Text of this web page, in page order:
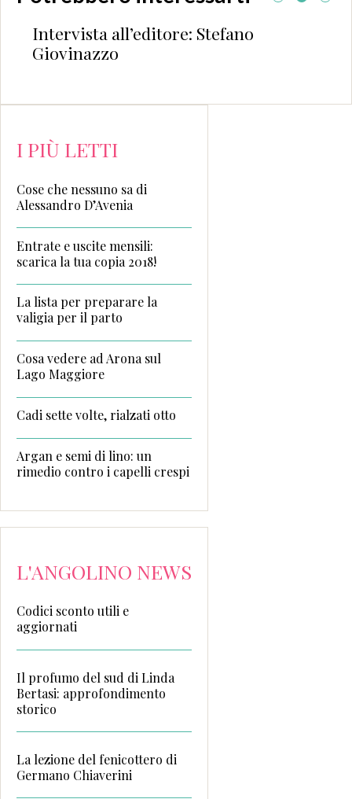
Intervista all’editore: Stefano
Giovinazzo
I PIÙ LETTI
Cose che nessuno sa di
Alessandro D’Avenia
Entrate e uscite mensili:
scarica la tua copia 2018!
La lista per preparare la
valigia per il parto
Cosa vedere ad Arona sul
Lago Maggiore
Cadi sette volte, rialzati otto
Argan e semi di lino: un
rimedio contro i capelli crespi
L'ANGOLINO NEWS
Codici sconto utili e
aggiornati
Il profumo del sud di Linda
Bertasi: approfondimento
storico
La lezione del fenicottero di
Germano Chiaverini